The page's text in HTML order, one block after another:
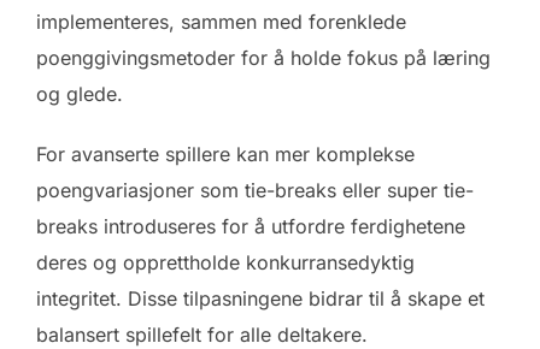
implementeres, sammen med forenklede
poenggivingsmetoder for å holde fokus på læring
og glede.
For avanserte spillere kan mer komplekse
poengvariasjoner som tie-breaks eller super tie-
breaks introduseres for å utfordre ferdighetene
deres og opprettholde konkurransedyktig
integritet. Disse tilpasningene bidrar til å skape et
balansert spillefelt for alle deltakere.